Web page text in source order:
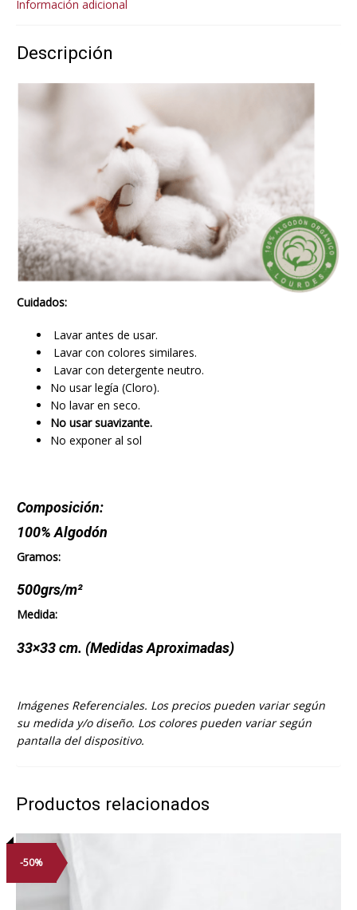
Información adicional
Descripción
Cuidados:
Lavar antes de usar.
Lavar con colores similares.
Lavar con detergente neutro.
No usar legía (Cloro).
No lavar en seco.
No usar suavizante.
No exponer al sol
Composición:
100% Algodón
Gramos:
500grs/m²
Medida:
33×33 cm. (Medidas Aproximadas)
Imágenes Referenciales. Los precios pueden variar según
su medida y/o diseño. Los colores pueden variar según
pantalla del dispositivo.
Productos relacionados
-50%